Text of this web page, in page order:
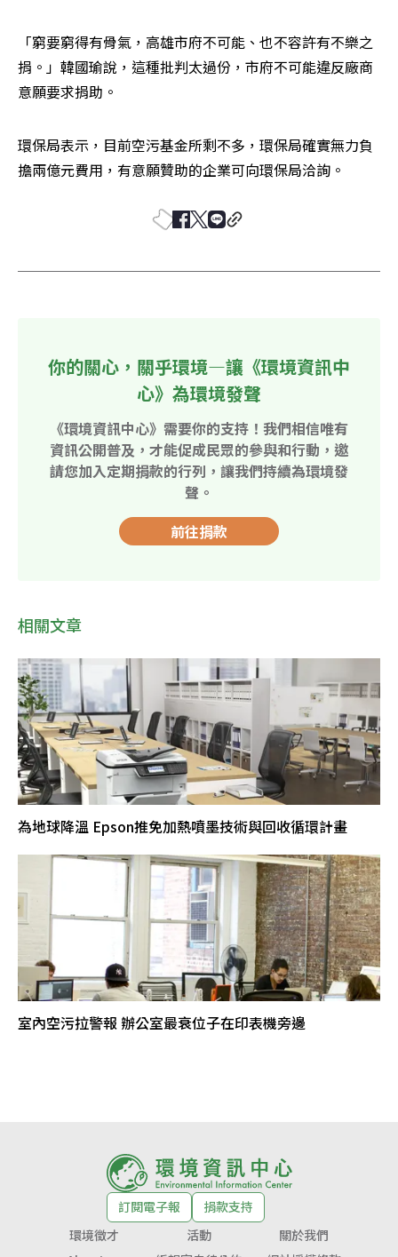
「窮要窮得有骨氣，高雄市府不可能、也不容許有不樂之
捐。」韓國瑜說，這種批判太過份，市府不可能違反廠商
意願要求捐助。
環保局表示，目前空污基金所剩不多，環保局確實無力負
擔兩億元費用，有意願贊助的企業可向環保局洽詢。
你的關心，關乎環境—讓《環境資訊中
心》為環境發聲
《環境資訊中心》需要你的支持！我們相信唯有
資訊公開普及，才能促成民眾的參與和行動，邀
請您加入定期捐款的行列，讓我們持續為環境發
聲。
前往捐款
相關文章
為地球降溫 Epson推免加熱噴墨技術與回收循環計畫
室內空污拉警報 辦公室最衰位子在印表機旁邊
訂閱電子報
捐款支持
環境徵才
活動
關於我們